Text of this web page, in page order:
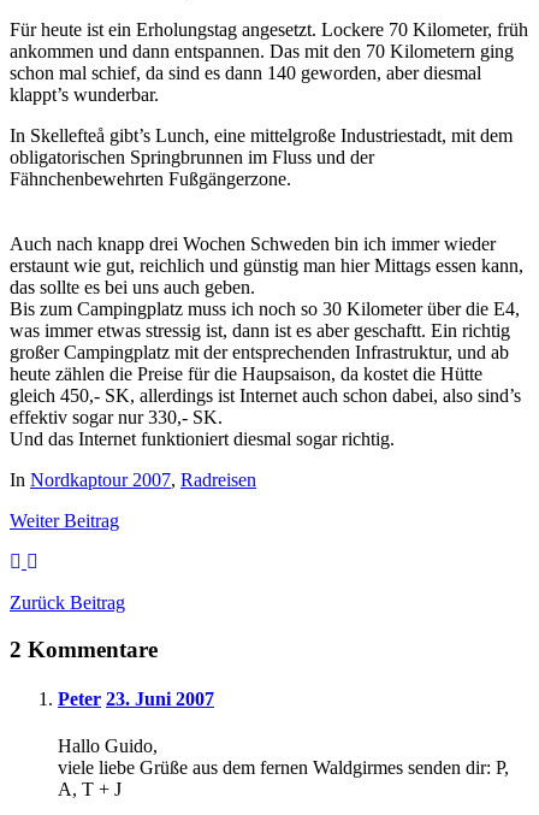
Für heute ist ein Erholungstag angesetzt. Lockere 70 Kilometer, früh
ankommen und dann entspannen. Das mit den 70 Kilometern ging
schon mal schief, da sind es dann 140 geworden, aber diesmal
klappt’s wunderbar.
In Skellefteå gibt’s Lunch, eine mittelgroße Industriestadt, mit dem
obligatorischen Springbrunnen im Fluss und der
Fähnchenbewehrten Fußgängerzone.
Auch nach knapp drei Wochen Schweden bin ich immer wieder
erstaunt wie gut, reichlich und günstig man hier Mittags essen kann,
das sollte es bei uns auch geben.
Bis zum Campingplatz muss ich noch so 30 Kilometer über die E4,
was immer etwas stressig ist, dann ist es aber geschaftt. Ein richtig
großer Campingplatz mit der entsprechenden Infrastruktur, und ab
heute zählen die Preise für die Haupsaison, da kostet die Hütte
gleich 450,- SK, allerdings ist Internet auch schon dabei, also sind’s
effektiv sogar nur 330,- SK.
Und das Internet funktioniert diesmal sogar richtig.
In Nordkaptour 2007, Radreisen
WeiterBeitrag
Zurück Beitrag
2 Kommentare
Peter 23. Juni 2007
Hallo Guido,
viele liebe Grüße aus dem fernen Waldgirmes senden dir: P,
A, T + J